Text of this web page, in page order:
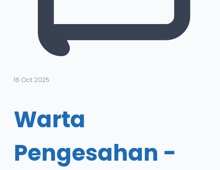
16 Oct 2025
Warta
Pengesahan -